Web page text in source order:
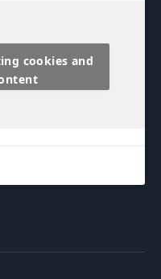
cookies and